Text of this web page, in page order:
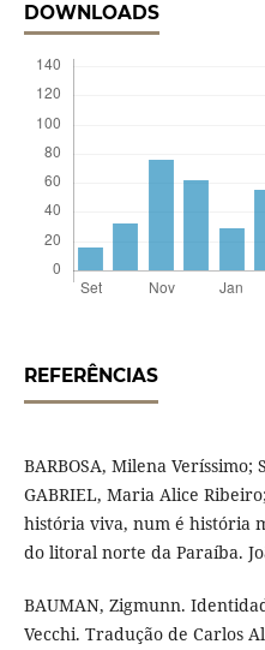
DOWNLOADS
REFERÊNCIAS
BARBOSA, Milena Veríssimo;
GABRIEL, Maria Alice
história viva, num é história
do litoral norte da Paraíba.
BAUMAN, Zigmunn.
Vecchi. Tradução de Carlos